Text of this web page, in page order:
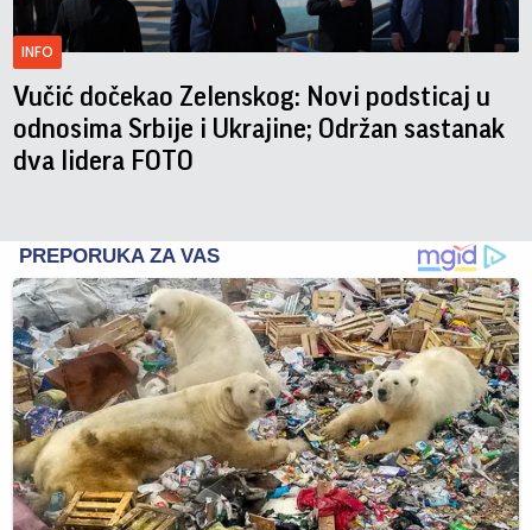
INFO
Vučić dočekao Zelenskog: Novi podsticaj u
odnosima Srbije i Ukrajine; Održan sastanak
dva lidera FOTO